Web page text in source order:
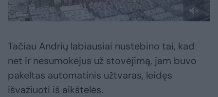
Tačiau Andrių labiausiai nustebino tai, kad
net ir nesumokėjus už stovėjimą, jam buvo
pakeltas automatinis užtvaras, leidęs
išvažiuoti iš aikštelės.